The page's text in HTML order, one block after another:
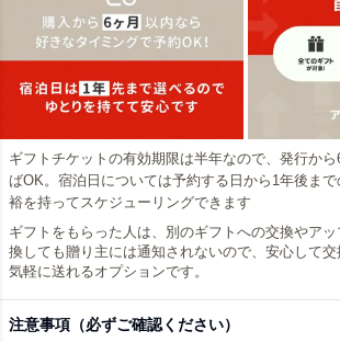
ギフトチケットの有効期限は半年なので、発行か
ばOK。宿泊日については予約する日から1年後ま
裕を持ってスケジューリングできます
ギフトをもらった人は、別のギフトへの交換やア
換しても贈り主には通知されないので、安心して
気軽に送れるオプションです。
注意事項（必ずご確認ください）